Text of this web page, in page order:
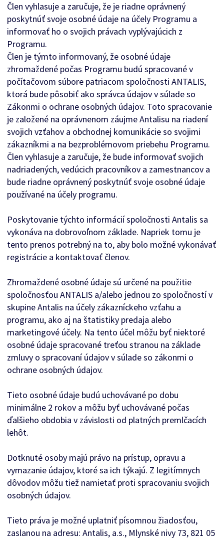
Člen vyhlasuje a zaručuje, že je riadne oprávnený
poskytnúť svoje osobné údaje na účely Programu a
informovať ho o svojich právach vyplývajúcich z
Programu.
Člen je týmto informovaný, že osobné údaje
zhromaždené počas Programu budú spracované v
počítačovom súbore patriacom spoločnosti ANTALIS,
ktorá bude pôsobiť ako správca údajov v súlade so
Zákonmi o ochrane osobných údajov. Toto spracovanie
je založené na oprávnenom záujme Antalisu na riadení
svojich vzťahov a obchodnej komunikácie so svojimi
zákazníkmi a na bezproblémovom priebehu Programu.
Člen vyhlasuje a zaručuje, že bude informovať svojich
nadriadených, vedúcich pracovníkov a zamestnancov a
bude riadne oprávnený poskytnúť svoje osobné údaje
používané na účely programu.
Poskytovanie týchto informácií spoločnosti Antalis sa
vykonáva na dobrovoľnom základe. Napriek tomu je
tento prenos potrebný na to, aby bolo možné vykonávať
registrácie a kontaktovať členov.
Zhromaždené osobné údaje sú určené na použitie
spoločnosťou ANTALIS a/alebo jednou zo spoločností v
skupine Antalis na účely zákazníckeho vzťahu a
programu, ako aj na štatistiky predaja alebo
marketingové účely. Na tento účel môžu byť niektoré
osobné údaje spracované treťou stranou na základe
zmluvy o spracovaní údajov v súlade so zákonmi o
ochrane osobných údajov.
Tieto osobné údaje budú uchovávané po dobu
minimálne 2 rokov a môžu byť uchovávané počas
ďalšieho obdobia v závislosti od platných premlčacích
lehôt.
Dotknuté osoby majú právo na prístup, opravu a
vymazanie údajov, ktoré sa ich týkajú. Z legitímnych
dôvodov môžu tiež namietať proti spracovaniu svojich
osobných údajov.
Tieto práva je možné uplatniť písomnou žiadosťou,
zaslanou na adresu: Antalis, a.s., Mlynské nivy 73, 821 05